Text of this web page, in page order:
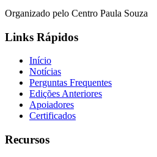
Organizado pelo Centro Paula Souza
Links Rápidos
Início
Notícias
Perguntas Frequentes
Edições Anteriores
Apoiadores
Certificados
Recursos